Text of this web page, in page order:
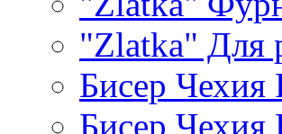
"Zlatka" Для
Бисер Чехия
Бисер Чехия